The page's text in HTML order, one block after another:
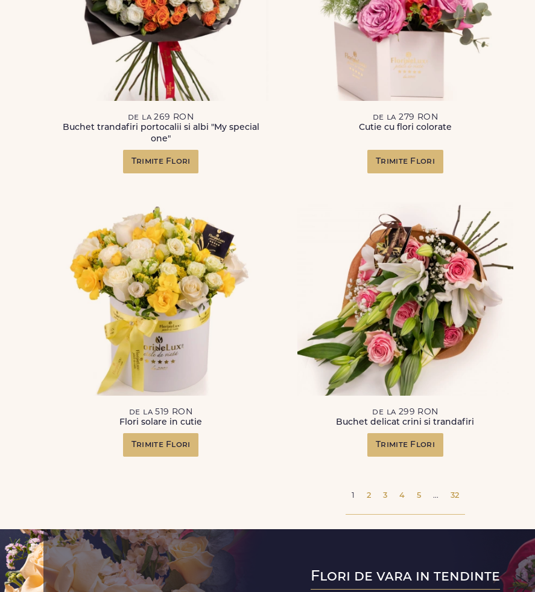
de la 269 RON
Buchet trandafiri portocalii si albi "My special
one"
Trimite Flori
de la 279 RON
Cutie cu flori colorate
Trimite Flori
de la 519 RON
Flori solare in cutie
Trimite Flori
de la 299 RON
Buchet delicat crini si trandafiri
Trimite Flori
1 2 3 4 5 ... 32
Flori de vara in tendinte